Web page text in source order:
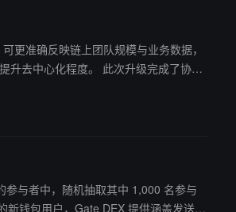
与者中，随机抽取其中 1,000 名参与